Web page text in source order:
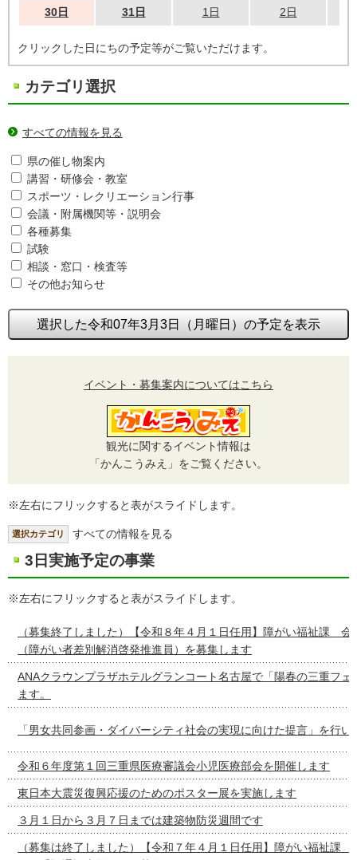
30日 31日 1日 2日
クリックした日にちの予定等がご覧いただけます。
カテゴリ選択
すべての情報を見る
県の催し物案内
講習・研修会・教室
スポーツ・レクリエーション行事
会議・附属機関等・説明会
各種募集
試験
相談・窓口・検査等
その他お知らせ
選択した令和07年3月3日（月曜日）の予定を表示
イベント・募集案内についてはこちら
観光に関するイベント情報は
「かんこうみえ」をご覧ください。
※左右にフリックすると表がスライドします。
選択カテゴリ すべての情報を見る
3日実施予定の事業
※左右にフリックすると表がスライドします。
（募集終了しました）【令和８年４月１日任用】障がい福祉課 会
（障がい者差別解消啓発推進員）を募集します
ANAクラウンプラザホテルグランコート名古屋で「陽春の三重フェ
ます。
「男女共同参画・ダイバーシティ社会の実現に向けた提言」を行い
令和６年度第１回三重県医療審議会小児医療部会を開催します
東日本大震災復興応援のためのポスター展を実施します
３月１日から３月７日までは建築物防災週間です
（募集は終了しました）【令和７年４月１日任用】障がい福祉課